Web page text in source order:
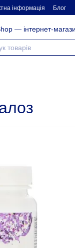
інформація Блог
— інтернет-